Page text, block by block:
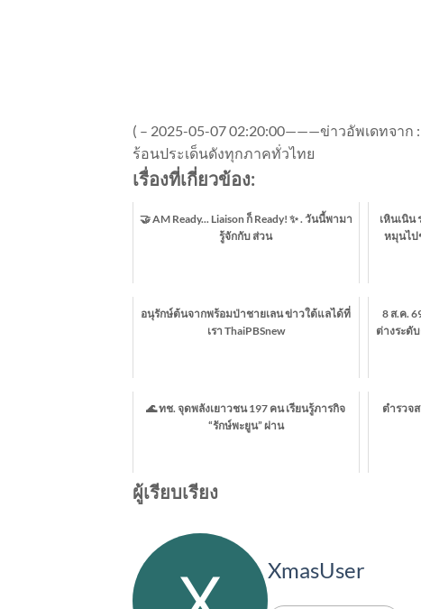
( – 2025-05-07 02:20:00———ข่าวอัพเดทจาก
ร้อนประเด็นดังทุกภาคทั่วไทย
เรื่องที่เกี่ยวข้อง:
🤝 AM Ready... Liaison ก็ Ready! ✨ . วันนี้พามา
รู้จักกับ ส่วน
เหินเนิน
หมุนไป
อนุรักษ์ต้นจากพร้อมป่าชายเลน ข่าวใต้แลได้ที่
เรา ThaiPBSnew
8 ส.ค.
ต่างระดั
🌊 ทช. จุดพลังเยาวชน 197 คน เรียนรู้ภารกิจ
“รักษ์พะยูน” ผ่าน
ตำรวจ
ผู้เรียบเรียง
XmasUser